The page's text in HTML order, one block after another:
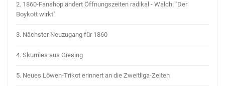
2. 1860-Fanshop ändert Öffnungszeiten radikal - Walch: "Der
Boykott wirkt"
3. Nächster Neuzugang für 1860
4. Skurriles aus Giesing
5. Neues Löwen-Trikot erinnert an die Zweitliga-Zeiten